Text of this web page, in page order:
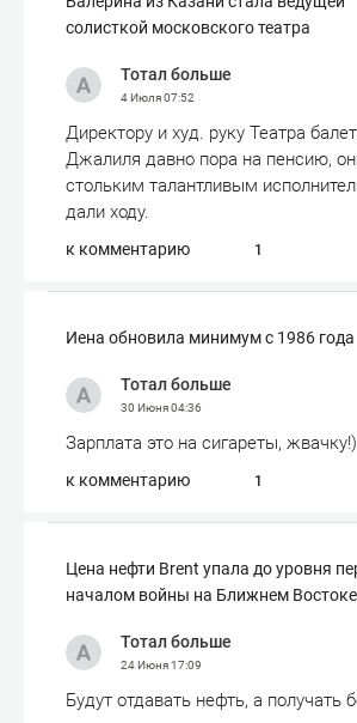
солисткой московского театра
Тотал больше
4 Июля07:52
Директору и худ. руку Театра
Джалиля давно пора на пенсию,
стольким талантливым
дали ходу.
к комментарию 1
Иена обновила минимум с 1986 года
Тотал больше
30 Июня04:36
Зарплата это на сигареты, жвачку!)
к комментарию 1
Цена нефти Brent упала до уровня
началом войны на Ближнем Востоке
Тотал больше
24 Июня17:09
Будут отдавать нефть, а получать